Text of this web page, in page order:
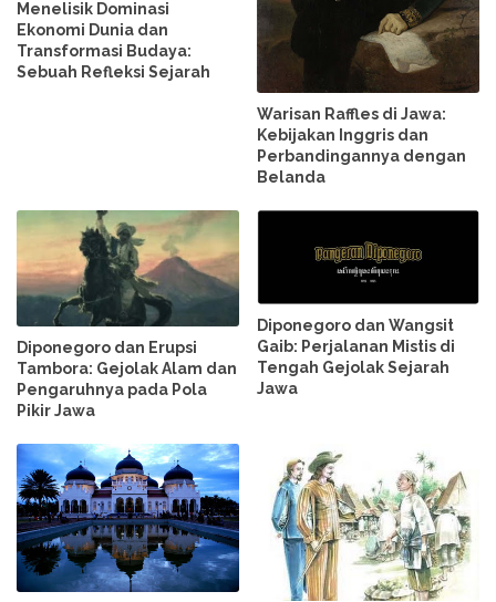
Menelisik Dominasi
Ekonomi Dunia dan
Transformasi Budaya:
Sebuah Refleksi Sejarah
Warisan Raffles di Jawa:
Kebijakan Inggris dan
Perbandingannya dengan
Belanda
Diponegoro dan Erupsi
Tambora: Gejolak Alam dan
Pengaruhnya pada Pola
Pikir Jawa
Diponegoro dan Wangsit
Gaib: Perjalanan Mistis di
Tengah Gejolak Sejarah
Jawa